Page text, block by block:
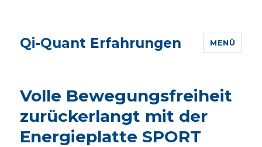
Qi-Quant Erfahrungen MENÜ
Volle Bewegungsfreiheit
zurückerlangt mit der
Energieplatte SPORT